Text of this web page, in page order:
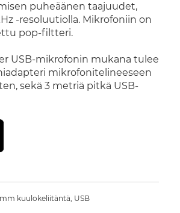
puheäänen taajuudet,
-resoluutiolla. Mikrofoniin on
pop-filtteri.
USB-mikrofonin mukana tulee
mikrofonitelineeseen
sekä 3 metriä pitkä USB-
kuulokeliitäntä, USB